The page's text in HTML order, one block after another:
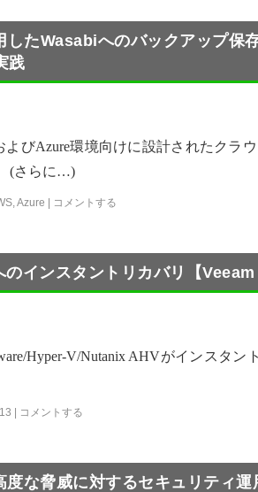
したWasabiへのバックアップ
践
よびAzure環境向けに設計されたクラ
(さらに…)
,Azure | コメントする
のインスタントリカバリ【
Hyper-V/Nutanix AHVがインスタ
| コメントする
度な脅威に対するセキュリティ